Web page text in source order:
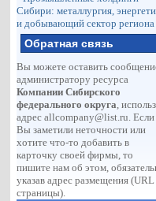
Сибири: металлургия,
и добывающий сектор региона
Обратная связь
Вы можете оставить
администратору ресурса
Компании Сибирского
федерального округа,
адресallcompany@list.ru. Если
Вы заметили неточности или
хотите что-то добавить в
карточку своей фирмы, то
пишите нам об этом,
указав адрес размещения (URL
страницы).